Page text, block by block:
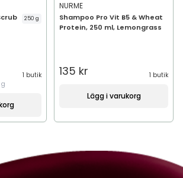
250 g
1 butik
NURME
Shampoo Pro Vit B5 & Wheat
Protein, 250 ml, Lemongrass
135 kr 1 butik
Lägg i varukorg